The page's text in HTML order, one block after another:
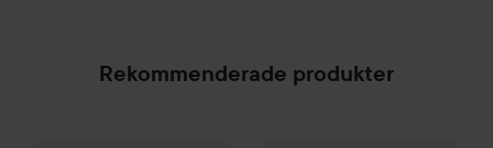
Rekommenderade produkter